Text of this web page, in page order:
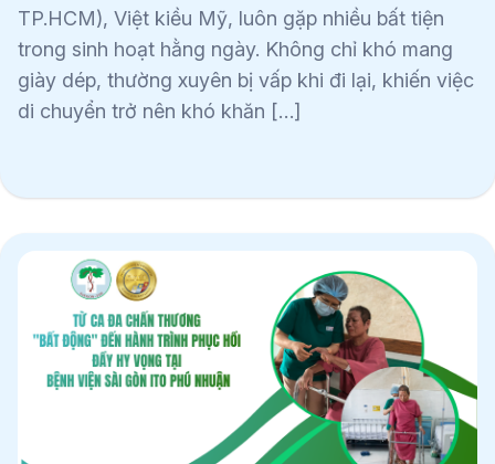
TP.HCM), Việt kiều Mỹ, luôn gặp nhiều bất tiện
trong sinh hoạt hằng ngày. Không chỉ khó mang
giày dép, thường xuyên bị vấp khi đi lại, khiến việc
di chuyển trở nên khó khăn […]